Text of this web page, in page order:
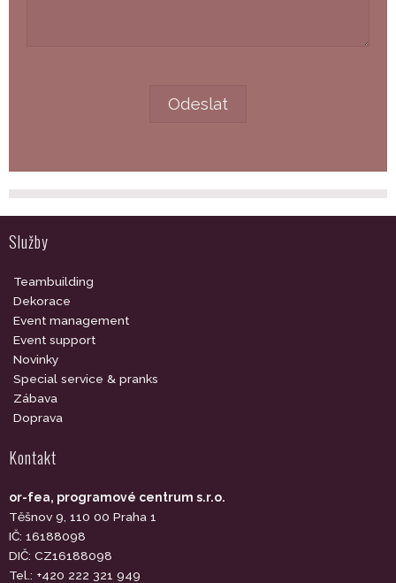
Služby
Teambuilding
Dekorace
Event management
Event support
Novinky
Special service & pranks
Zábava
Doprava
Kontakt
or-fea, programové centrum s.r.o.
Těšnov 9, 110 00 Praha 1
IČ: 16188098
DIČ: CZ16188098
Tel.: +420 222 321 949